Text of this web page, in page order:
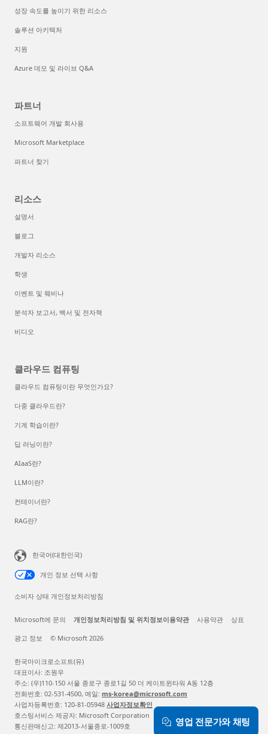
성장 속도를 높이기 위한 리소스
솔루션 아키텍처
지원
Azure 데모 및 라이브 Q&A
파트너
소프트웨어 개발 회사용
Microsoft Marketplace
파트너 찾기
리소스
설명서
블로그
개발자 리소스
학생
이벤트 및 웨비나
분석자 보고서, 백서 및 전자책
비디오
클라우드 컴퓨팅
클라우드 컴퓨팅이란 무엇인가요?
다중 클라우드란?
기계 학습이란?
딥 러닝이란?
AIaaS란?
LLM이란?
컨테이너란?
RAG란?
한국어(대한민국)
개인 정보 선택 사항
소비자 상태 개인정보처리방침
Microsoft에 문의 개인정보처리방침 및 위치정보이용약관 사용약관 상표
광고 정보 © Microsoft 2026
한국마이크로소프트(유)
대표이사: 조원우
주소: (우)110-150 서울 종로구 종로1길 50 더 케이트윈타워 A동 12층
전화번호: 02-531-4500, 메일: ms-korea@microsoft.com
사업자등록번호: 120-81-05948 사업자정보확인
호스팅서비스 제공자: Microsoft Corporation
통신판매신고: 제2013-서울종로-1009호
영업 전문가와 채팅